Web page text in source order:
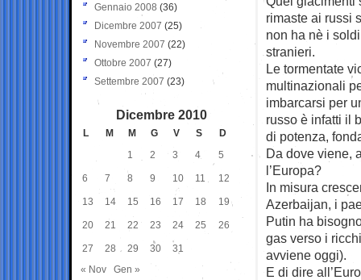
rimaste ai russi
non ha nè i
stranieri.
Le tormentate
multinazionali
imbarcarsi per
russo è infatti il
di potenza,
Da dove viene,
l’Europa?
In misura
Azerbaijan, i
Putin ha
gas verso i
avviene oggi).
E di dire
Gennaio 2008 (36)
Dicembre 2007 (25)
Novembre 2007 (22)
Ottobre 2007 (27)
Settembre 2007 (23)
Dicembre 2010
L M M G V S
D
1
2 3 4 5
6 7 8 9 10 11 12
13 14 15 16 17 18 19
20 21 22 23 24 25 26
27 28 29 30
31
« Nov
Gen »